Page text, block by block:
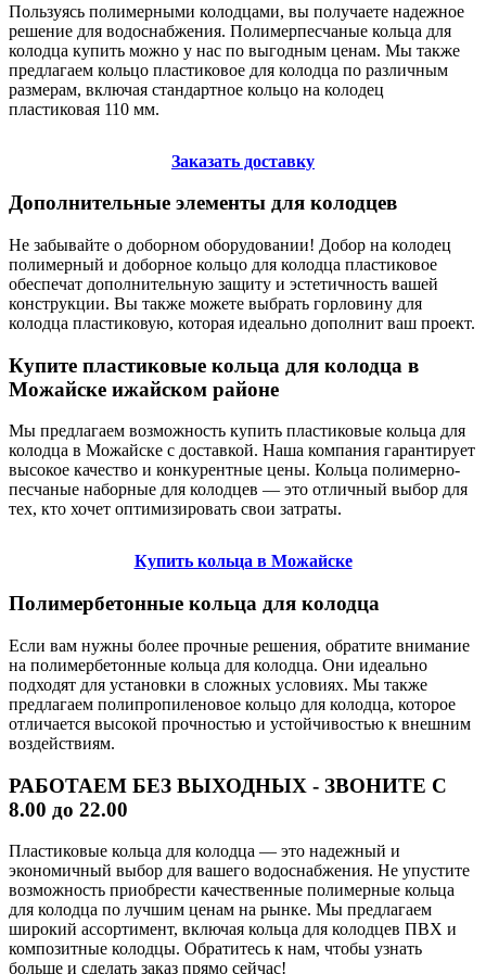
Пользуясь полимерными колодцами, вы получаете надежное
решение для водоснабжения. Полимерпесчаные кольца для
колодца купить можно у нас по выгодным ценам. Мы также
предлагаем кольцо пластиковое для колодца по различным
размерам, включая стандартное кольцо на колодец
пластиковая 110 мм.
Заказать доставку
Дополнительные элементы для колодцев
Не забывайте о доборном оборудовании! Добор на колодец
полимерный и доборное кольцо для колодца пластиковое
обеспечат дополнительную защиту и эстетичность вашей
конструкции. Вы также можете выбрать горловину для
колодца пластиковую, которая идеально дополнит ваш проект.
Купите пластиковые кольца для колодца в
Можайске ижайском районе
Мы предлагаем возможность купить пластиковые кольца для
колодца в Можайске с доставкой. Наша компания гарантирует
высокое качество и конкурентные цены. Кольца полимерно-
песчаные наборные для колодцев — это отличный выбор для
тех, кто хочет оптимизировать свои затраты.
Купить кольца в Можайске
Полимербетонные кольца для колодца
Если вам нужны более прочные решения, обратите внимание
на полимербетонные кольца для колодца. Они идеально
подходят для установки в сложных условиях. Мы также
предлагаем полипропиленовое кольцо для колодца, которое
отличается высокой прочностью и устойчивостью к внешним
воздействиям.
РАБОТАЕМ БЕЗ ВЫХОДНЫХ - ЗВОНИТЕ С
8.00 до 22.00
Пластиковые кольца для колодца — это надежный и
экономичный выбор для вашего водоснабжения. Не упустите
возможность приобрести качественные полимерные кольца
для колодца по лучшим ценам на рынке. Мы предлагаем
широкий ассортимент, включая кольца для колодцев ПВХ и
композитные колодцы. Обратитесь к нам, чтобы узнать
больше и сделать заказ прямо сейчас!